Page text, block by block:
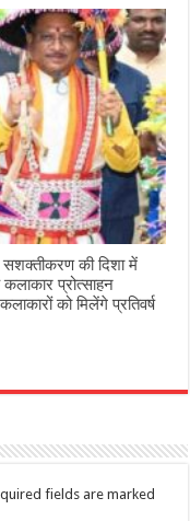
की दिशा में
प्रोत्साहन
को मिलेंगे प्रतिवर्ष
fields are marked